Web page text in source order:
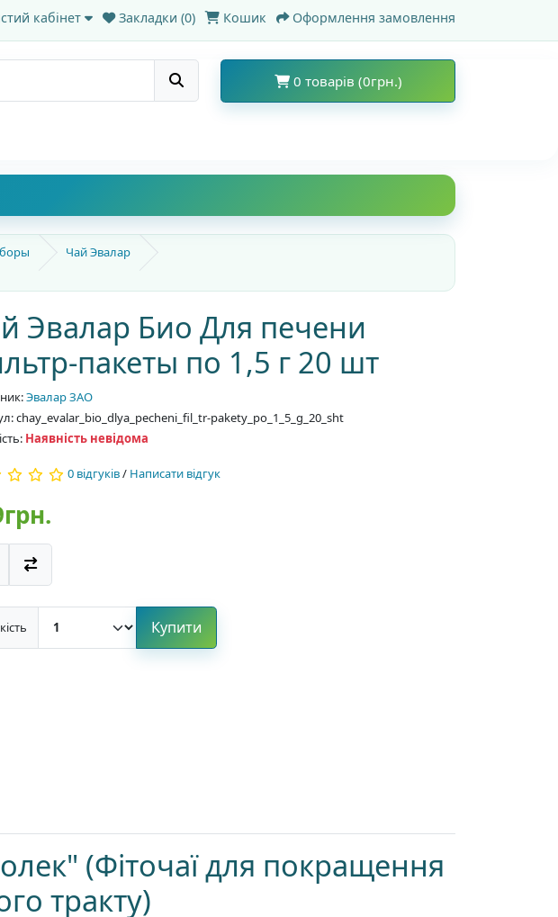
кабінет Закладки (0) Кошик Оформлення замовлення
0 товарів (0грн.)
Чай Эвалар
Эвалар Био Для печени
пакеты по 1,5 г 20 шт
Эвалар ЗАО
chay_evalar_bio_dlya_pecheni_fil_tr-pakety_po_1_5_g_20_sht
Наявність невідома
0 відгуків/ Написати відгук
Купити
(Фіточаї для покращення
тракту)